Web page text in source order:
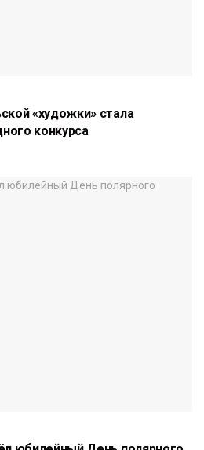
«художки» стала
конкурса